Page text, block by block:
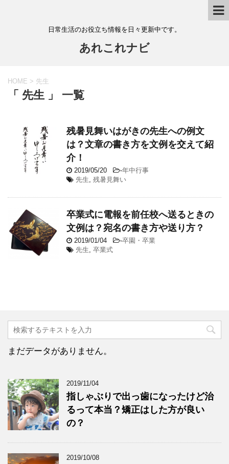
日常生活のお役立ち情報を日々更新中です。
あれこれナビ
HOME > 先生
「 先生 」 一覧
残暑見舞いはがきの先生への例文
は？文章の書き方を文例を交えて紹
介！
2019/05/20 -年中行事
先生, 残暑見舞い
卒業式に電報を前任校へ送るときの
文例は？宛名の書き方や送り方？
2019/01/04 -卒園・卒業
先生, 卒業式
まだデータがありません。
2019/11/04
指しゃぶりで出っ歯になったけど治
るって本当？矯正はした方が良い
の？
2019/10/08